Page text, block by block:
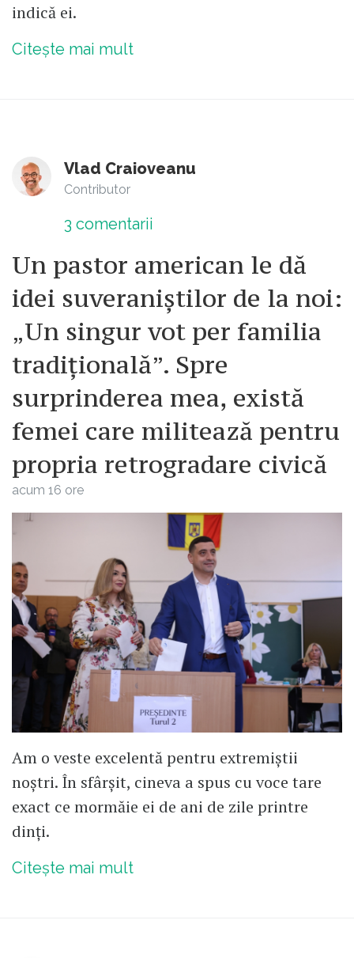
indică ei.
Citește mai mult
Vlad Craioveanu
Contributor
3 comentarii
Un pastor american le dă
idei suveraniștilor de la noi:
„Un singur vot per familia
tradițională”. Spre
surprinderea mea, există
femei care militează pentru
propria retrogradare civică
acum 16 ore
Am o veste excelentă pentru extremiștii
noștri. În sfârșit, cineva a spus cu voce tare
exact ce mormăie ei de ani de zile printre
dinți.
Citește mai mult